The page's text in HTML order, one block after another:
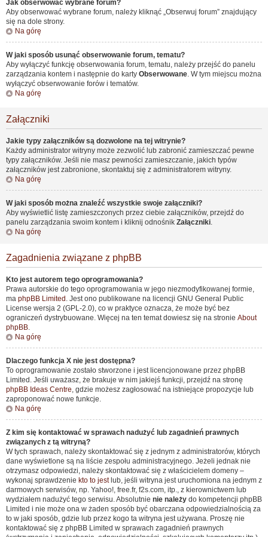
Jak obserwować wybrane forum?
Aby obserwować wybrane forum, należy kliknąć „Obserwuj forum” znajdujący
się na dole strony.
Na górę
W jaki sposób usunąć obserwowanie forum, tematu?
Aby wyłączyć funkcję obserwowania forum, tematu, należy przejść do panelu
zarządzania kontem i następnie do karty Obserwowane. W tym miejscu można
wyłączyć obserwowanie forów i tematów.
Na górę
Załączniki
Jakie typy załączników są dozwolone na tej witrynie?
Każdy administrator witryny może zezwolić lub zabronić zamieszczać pewne
typy załączników. Jeśli nie masz pewności zamieszczanie, jakich typów
załączników jest zabronione, skontaktuj się z administratorem witryny.
Na górę
W jaki sposób można znaleźć wszystkie swoje załączniki?
Aby wyświetlić listę zamieszczonych przez ciebie załączników, przejdź do
panelu zarządzania swoim kontem i kliknij odnośnik Załączniki.
Na górę
Zagadnienia związane z phpBB
Kto jest autorem tego oprogramowania?
Prawa autorskie do tego oprogramowania w jego niezmodyfikowanej formie,
ma phpBB Limited . Jest ono publikowane na licencji GNU General Public
License wersja 2 (GPL-2.0), co w praktyce oznacza, że może być bez
ograniczeń dystrybuowane. Więcej na ten temat dowiesz się na stronie About
phpBB.
Na górę
Dlaczego funkcja X nie jest dostępna?
To oprogramowanie zostało stworzone i jest licencjonowane przez phpBB
Limited. Jeśli uważasz, że brakuje w nim jakiejś funkcji, przejdź na stronę
phpBB Ideas Centre, gdzie możesz zagłosować na istniejące propozycje lub
zaproponować nowe funkcje.
Na górę
Z kim się kontaktować w sprawach nadużyć lub zagadnień prawnych
związanych z tą witryną?
W tych sprawach, należy skontaktować się z jednym z administratorów, których
dane wyświetlone są na liście zespołu administracyjnego. Jeżeli jednak nie
otrzymasz odpowiedzi, należy skontaktować się z właścicielem domeny –
wykonaj sprawdzenie kto to jestlub, jeśli witryna jest uruchomiona na jednym z
darmowych serwisów, np. Yahoo!, free.fr, f2s.com, itp., z kierownictwem lub
wydziałem nadużyć tego serwisu. Absolutnie nie należy do kompetencji phpBB
Limited i nie może ona w żaden sposób być obarczana odpowiedzialnością za
to w jaki sposób, gdzie lub przez kogo ta witryna jest używana. Proszę nie
kontaktować się z phpBB Limited w sprawach zagadnień prawnych